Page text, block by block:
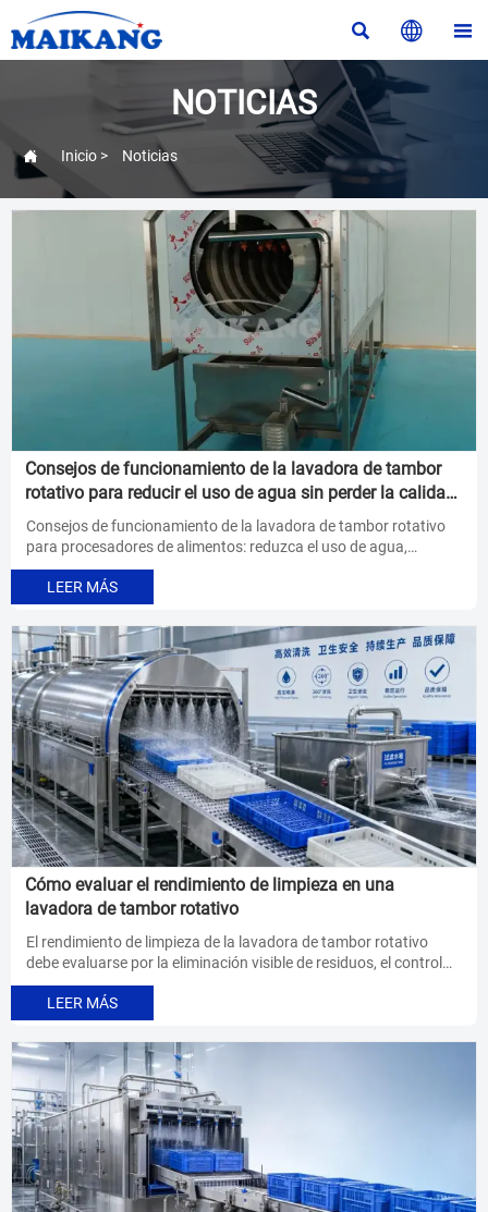
  
NOTICIAS
 Inicio > Noticias
Consejos de funcionamiento de la lavadora de tambor
rotativo para reducir el uso de agua sin perder la calidad
del lavado
Consejos de funcionamiento de la lavadora de tambor rotativo
para procesadores de alimentos: reduzca el uso de agua,
mantenga la calidad del lavado, mejore el control de higiene y
reduzca los costos de aguas residuales con ajustes y
mantenimiento más inteligentes.
LEER MÁS
Cómo evaluar el rendimiento de limpieza en una
lavadora de tambor rotativo
El rendimiento de limpieza de la lavadora de tambor rotativo
debe evaluarse por la eliminación visible de residuos, el control
del agua, la validación sanitaria y resultados estables. Conozca
comprobaciones prácticas para mejorar la higiene, la seguridad
y la preparación para auditorías.
LEER MÁS